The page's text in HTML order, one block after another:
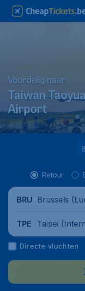
Voordelig naar
Taiwan
Airport
Retour
BRU Brussels
TPE
Taipei
Taoyuan),
Directe vluchten